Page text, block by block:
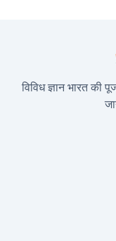
विविध ज्ञान भारत की